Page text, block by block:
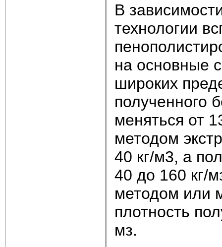
В
технологии
на основные
широких
полученного
меняться от
методом
40 кг/м3, а
40 до 160 кг/
методом или
плотность
мз.